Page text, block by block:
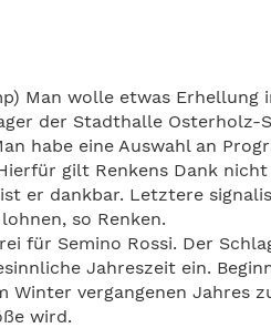
Man wolle etwas Erhellung
der Stadthalle Osterholz-
habe eine Auswahl an
gilt Renkens Dank
er dankbar. Letztere
so Renken.
für Semino Rossi. Der
Jahreszeit ein.
Winter vergangenen Jahres
wird.